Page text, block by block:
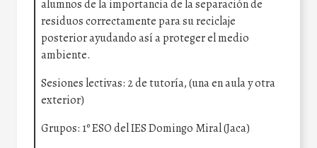
alumnos de la importancia de la separación de
residuos correctamente para su reciclaje
posterior ayudando así a proteger el medio
ambiente.
Sesiones lectivas: 2 de tutoría, (una en aula y otra
exterior)
Grupos: 1º ESO del IES Domingo Miral (Jaca)